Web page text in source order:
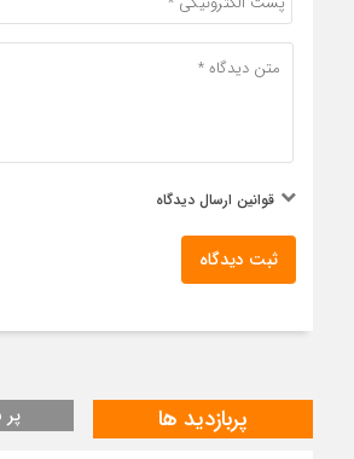
قوانین ارسال دیدگاه
ثبت دیدگاه
پربازدید ها